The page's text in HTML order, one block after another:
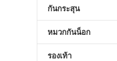
กันกระสุน
หมวกกันน็อก
รองเท้า